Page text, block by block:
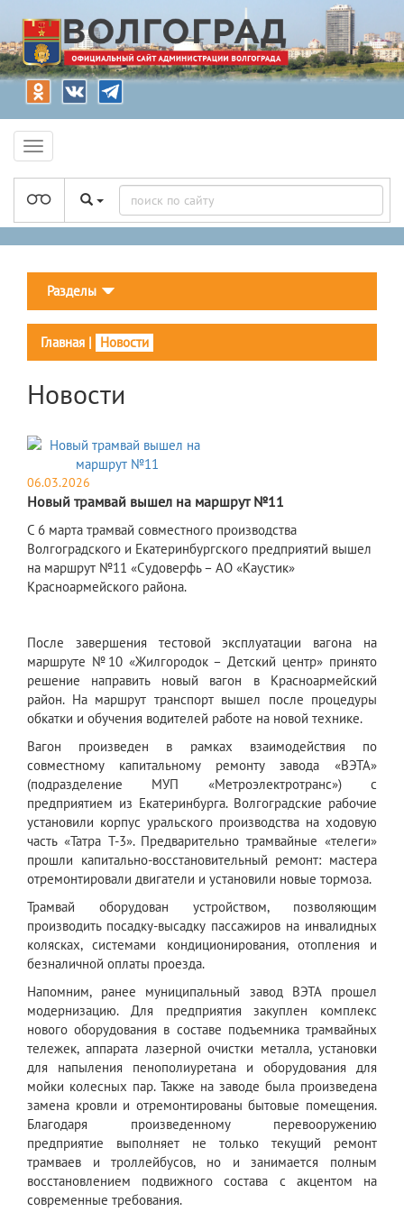
Разделы
Главная | Новости
Новости
06.03.2026
Новый трамвай вышел на маршрут №11
С 6 марта трамвай совместного производства
Волгоградского и Екатеринбургского предприятий вышел
на маршрут №11 «Судоверфь – АО «Каустик»
Красноармейского района.
После завершения тестовой эксплуатации вагона на
маршруте №10 «Жилгородок – Детский центр» принято
решение направить новый вагон в Красноармейский
район. На маршрут транспорт вышел после процедуры
обкатки и обучения водителей работе на новой технике.
Вагон произведен в рамках взаимодействия по
совместному капитальному ремонту завода «ВЭТА»
(подразделение МУП «Метроэлектротранс») с
предприятием из Екатеринбурга. Волгоградские рабочие
установили корпус уральского производства на ходовую
часть «Татра Т-3». Предварительно трамвайные «телеги»
прошли капитально-восстановительный ремонт: мастера
отремонтировали двигатели и установили новые тормоза.
Трамвай оборудован устройством, позволяющим
производить посадку-высадку пассажиров на инвалидных
колясках, системами кондиционирования, отопления и
безналичной оплаты проезда.
Напомним, ранее муниципальный завод ВЭТА прошел
модернизацию. Для предприятия закуплен комплекс
нового оборудования в составе подъемника трамвайных
тележек, аппарата лазерной очистки металла, установки
для напыления пенополиуретана и оборудования для
мойки колесных пар. Также на заводе была произведена
замена кровли и отремонтированы бытовые помещения.
Благодаря произведенному перевооружению
предприятие выполняет не только текущий ремонт
трамваев и троллейбусов, но и занимается полным
восстановлением подвижного состава с акцентом на
современные требования.